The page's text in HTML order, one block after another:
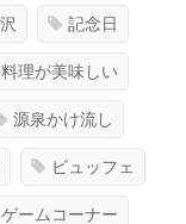
記念日
料理が美味しい
源泉かけ流し
ビュッフェ
ゲームコーナー